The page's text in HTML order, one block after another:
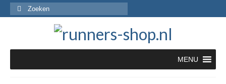
Zoeken
naar:
MENU